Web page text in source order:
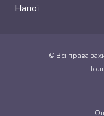
Напої
© Всі права